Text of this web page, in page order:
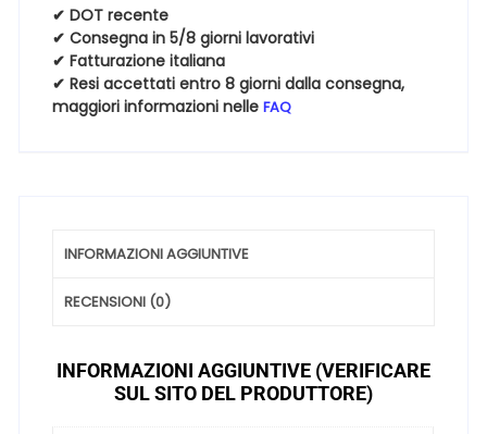
Estive
quantità
✔ DOT recente
✔ Consegna in 5/8 giorni lavorativi
✔ Fatturazione italiana
✔ Resi accettati entro 8 giorni dalla consegna,
maggiori informazioni nelleFAQ
INFORMAZIONI AGGIUNTIVE
RECENSIONI (0)
INFORMAZIONI AGGIUNTIVE (VERIFICARE
SUL SITO DEL PRODUTTORE)